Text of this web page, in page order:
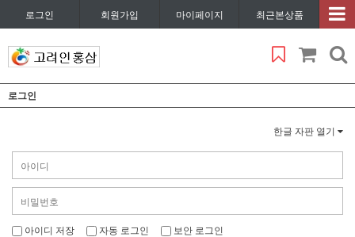
로그인 회원가입 마이페이지 최근본상품
로그인
한글 자판 열기
아이디 저장 자동 로그인 보안 로그인